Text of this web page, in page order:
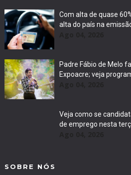
Com alta de quase
alta do país na
Padre Fábio de Melo
Expoacre; veja
Veja como se
de emprego nesta
SOBRE NÓS